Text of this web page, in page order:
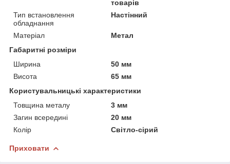
товарів
Тип встановлення
обладнання
Настінний
Матеріал
Метал
Габаритні розміри
Ширина
50 мм
Висота
65 мм
Користувальницькі характеристики
Товщина металу
3 мм
Загин всередині
20 мм
Колір
Світло-сірий
Приховати